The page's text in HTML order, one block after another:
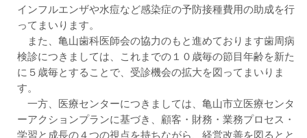
インフルエンザや水痘など感染症の予防接種費用の助成を行
ってまいります。
また、亀山歯科医師会の協力のもと進めております歯周病
検診につきましては、これまでの１０歳毎の節目年齢を新た
に５歳毎とすることで、受診機会の拡大を図ってまいりま
す。
一方、医療センターにつきましては、亀山市立医療センタ
ーアクションプランに基づき、顧客・財務・業務プロセス・
学習と成長の４つの視点を持ちながら、経営改善を図るとと